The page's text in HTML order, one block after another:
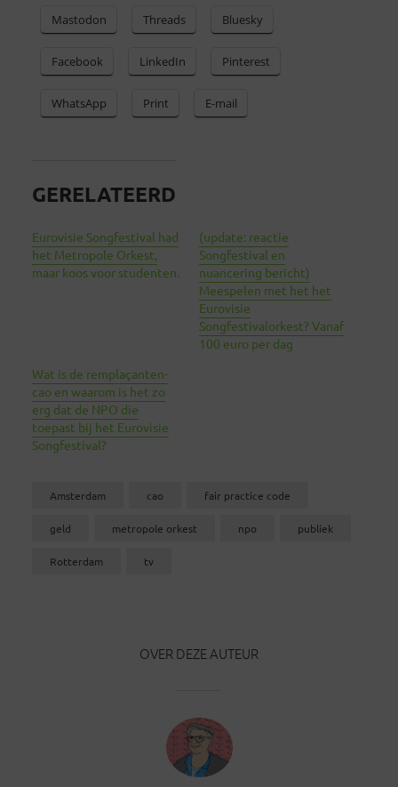
Mastodon Threads Bluesky
Facebook LinkedIn Pinterest
WhatsApp Print E-mail
GERELATEERD
Eurovisie Songfestival had
het Metropole Orkest,
maar koos voor studenten.
(update: reactie
Songfestival en
nuancering bericht)
Meespelen met het het
Eurovisie
Songfestivalorkest? Vanaf
100 euro per dag
Wat is de remplaçanten-
cao en waarom is het zo
erg dat de NPO die
toepast bij het Eurovisie
Songfestival?
Amsterdam cao fair practice code
geld metropole orkest npo publiek
Rotterdam tv
OVER DEZE AUTEUR